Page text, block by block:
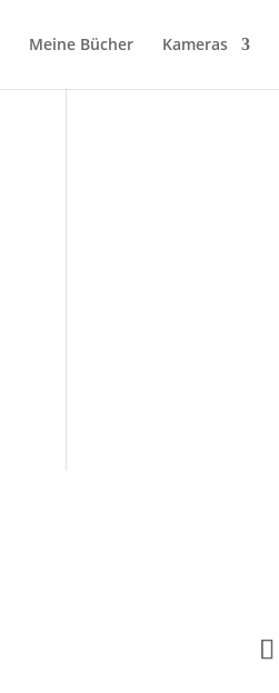
Meine Bücher Kameras